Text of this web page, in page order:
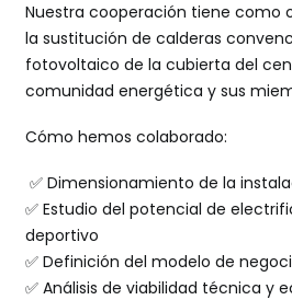
Nuestra cooperación tiene como
la sustitución de calderas
fotovoltaico de la cubierta del
comunidad energética y sus
Cómo hemos colaborado:
✅ Dimensionamiento de la
✅ Estudio del potencial de
deportivo
✅ Definición del modelo de
✅ Análisis de viabilidad técnica